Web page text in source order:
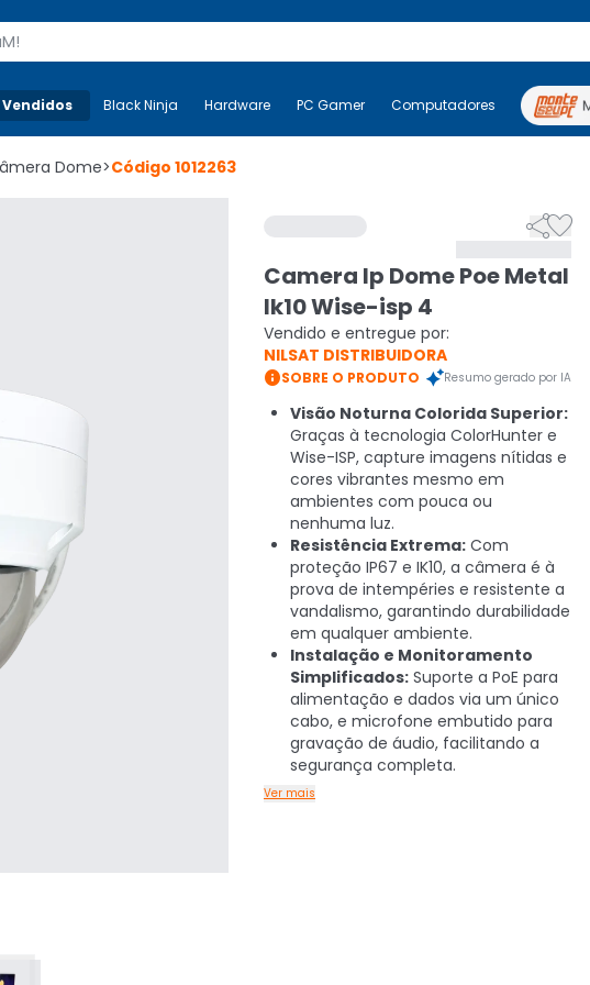
Mais-v- Black Ninja Hardware PC Gamer Computadores
Black Ninja Hardware PC Gamer Computadores Periféricos
Dome>Código 1012263

Camera Ip Dome Poe Metal
Ik10 Wise-isp 4
Vendido e entregue por:
NILSAT DISTRIBUIDORA
SOBRE O PRODUTO Resumo gerado por IA
Visão Noturna Colorida Superior:
Graças à tecnologia ColorHunter e
Wise-ISP, capture imagens nítidas e
cores vibrantes mesmo em
ambientes com pouca ou
nenhuma luz.
Resistência Extrema: Com
proteção IP67 e IK10, a câmera é à
prova de intempéries e resistente a
vandalismo, garantindo durabilidade
em qualquer ambiente.
Instalação e Monitoramento
Simplificados: Suporte a PoE para
alimentação e dados via um único
cabo, e microfone embutido para
gravação de áudio, facilitando a
segurança completa.
Ver mais